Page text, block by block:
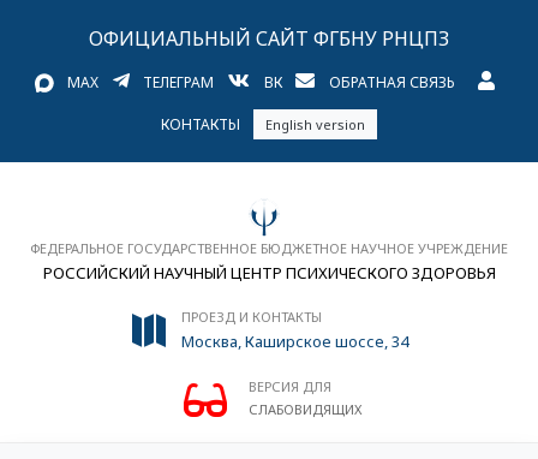
ОФИЦИАЛЬНЫЙ САЙТ ФГБНУ РНЦПЗ
MAX ТЕЛЕГРАМ ВК ОБРАТНАЯ СВЯЗЬ
КОНТАКТЫ English version
ФЕДЕРАЛЬНОЕ ГОСУДАРСТВЕННОЕ БЮДЖЕТНОЕ НАУЧНОЕ УЧРЕЖДЕНИЕ
РОССИЙСКИЙ НАУЧНЫЙ ЦЕНТР ПСИХИЧЕСКОГО ЗДОРОВЬЯ
ПРОЕЗД И КОНТАКТЫ
Москва, Каширское шоссе, 34
ВЕРСИЯ ДЛЯ
СЛАБОВИДЯЩИХ